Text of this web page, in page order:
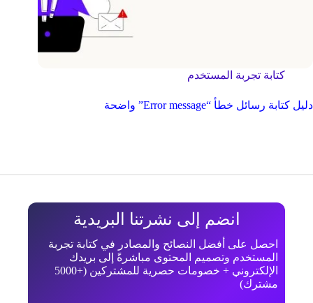
كتابة تجربة المستخدم
دليل كتابة رسائل خطأ “Error message” واضحة
انضم إلى نشرتنا البريدية
احصل على أفضل النصائح والمصادر في كتابة تجربة
المستخدم وتصميم المحتوى مباشرةً إلى بريدك
الإلكتروني + خصومات حصرية للمشتركين (+5000
مشترك)